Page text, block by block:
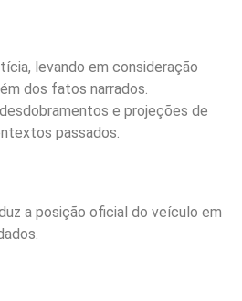
levando em consideração
dos fatos narrados.
e projeções de
passados.
a posição oficial do veículo em